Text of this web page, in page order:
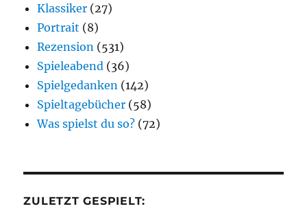
Klassiker (27)
Portrait (8)
Rezension (531)
Spieleabend (36)
Spielgedanken (142)
Spieltagebücher (58)
Was spielst du so? (72)
ZULETZT GESPIELT: